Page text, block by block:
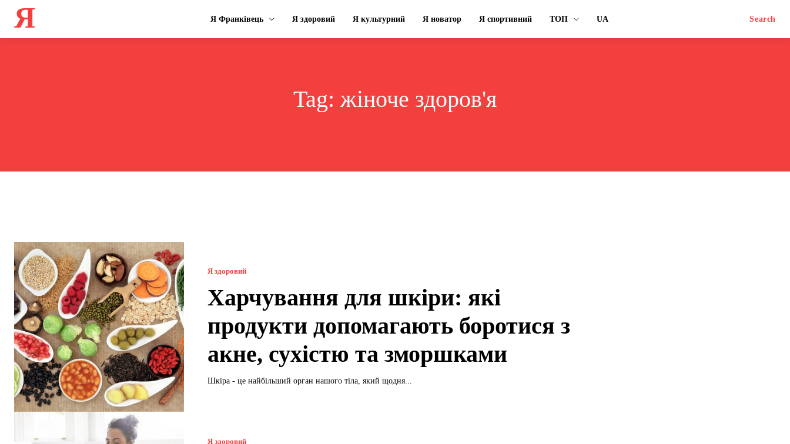
Я Я Франківець Я здоровий Я культурний Я новатор Я спортивний ТОП UA Search
Tag:жіноче здоров'я
Я здоровий
Харчування для шкіри: які
продукти допомагають боротися з
акне, сухістю та зморшками
Шкіра - це найбільший орган нашого тіла, який щодня...
Я здоровий